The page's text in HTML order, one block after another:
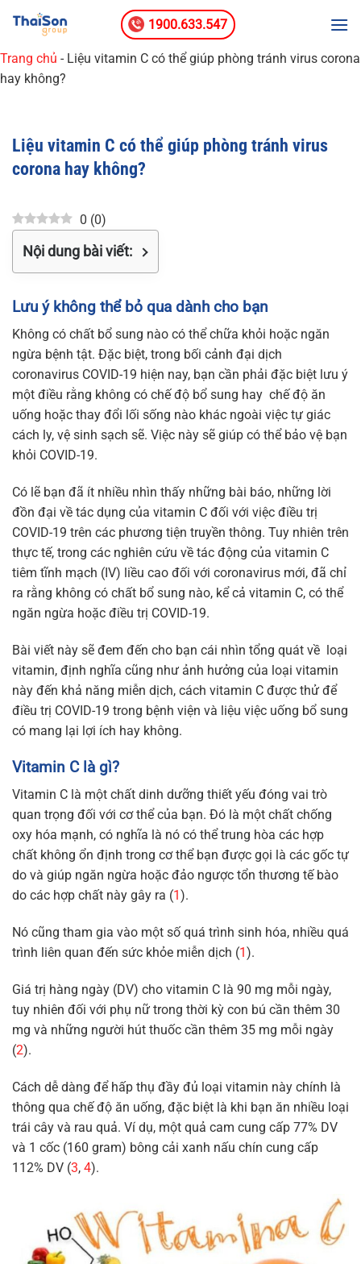
qua
nội
dung
1900.633.547
Trang chủ - Liệu vitamin C có thể giúp phòng tránh virus corona
hay không?
Liệu vitamin C có thể giúp phòng tránh virus
corona hay không?
0 (0)
Nội dung bài viết:
Lưu ý không thể bỏ qua dành cho bạn
Không có chất bổ sung nào có thể chữa khỏi hoặc ngăn
ngừa bệnh tật. Đặc biệt, trong bối cảnh đại dịch
coronavirus COVID-19 hiện nay, bạn cần phải đặc biệt lưu ý
một điều rằng không có chế độ bổ sung hay chế độ ăn
uống hoặc thay đổi lối sống nào khác ngoài việc tự giác
cách ly, vệ sinh sạch sẽ. Việc này sẽ giúp có thể bảo vệ bạn
khỏi COVID-19.
Có lẽ bạn đã ít nhiều nhìn thấy những bài báo, những lời
đồn đại về tác dụng của vitamin C đối với việc điều trị
COVID-19 trên các phương tiện truyền thông. Tuy nhiên trên
thực tế, trong các nghiên cứu về tác động của vitamin C
tiêm tĩnh mạch (IV) liều cao đối với coronavirus mới, đã chỉ
ra rằng không có chất bổ sung nào, kể cả vitamin C, có thể
ngăn ngừa hoặc điều trị COVID-19.
Bài viết này sẽ đem đến cho bạn cái nhìn tổng quát về loại
vitamin, định nghĩa cũng như ảnh hưởng của loại vitamin
này đến khả năng miễn dịch, cách vitamin C được thử để
điều trị COVID-19 trong bệnh viện và liệu việc uống bổ sung
có mang lại lợi ích hay không.
Vitamin C là gì?
Vitamin C là một chất dinh dưỡng thiết yếu đóng vai trò
quan trọng đối với cơ thể của bạn. Đó là một chất chống
oxy hóa mạnh, có nghĩa là nó có thể trung hòa các hợp
chất không ổn định trong cơ thể bạn được gọi là các gốc tự
do và giúp ngăn ngừa hoặc đảo ngược tổn thương tế bào
do các hợp chất này gây ra (1 ).
Nó cũng tham gia vào một số quá trình sinh hóa, nhiều quá
trình liên quan đến sức khỏe miễn dịch (1).
Giá trị hàng ngày (DV) cho vitamin C là 90 mg mỗi ngày,
tuy nhiên đối với phụ nữ trong thời kỳ con bú cần thêm 30
mg và những người hút thuốc cần thêm 35 mg mỗi ngày
(2).
Cách dễ dàng để hấp thụ đầy đủ loại vitamin này chính là
thông qua chế độ ăn uống, đặc biệt là khi bạn ăn nhiều loại
trái cây và rau quả. Ví dụ, một quả cam cung cấp 77% DV
và 1 cốc (160 gram) bông cải xanh nấu chín cung cấp
112% DV (3, 4).